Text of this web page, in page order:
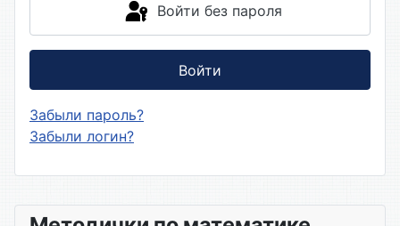
Войти без пароля
Войти
Забыли пароль?
Забыли логин?